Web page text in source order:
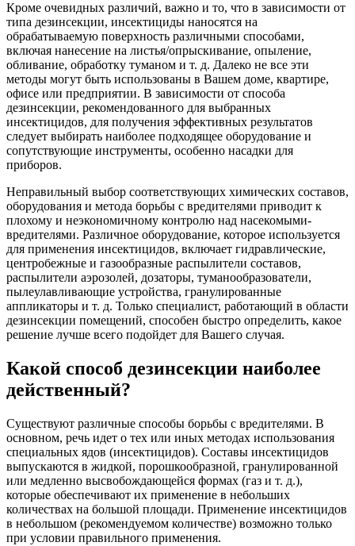
Кроме очевидных различий, важно и то, что в зависимости от
типа дезинсекции, инсектициды наносятся на
обрабатываемую поверхность различными способами,
включая нанесение на листья/опрыскивание, опыление,
обливание, обработку туманом и т. д. Далеко не все эти
методы могут быть использованы в Вашем доме, квартире,
офисе или предприятии. В зависимости от способа
дезинсекции, рекомендованного для выбранных
инсектицидов, для получения эффективных результатов
следует выбирать наиболее подходящее оборудование и
сопутствующие инструменты, особенно насадки для
приборов.
Неправильный выбор соответствующих химических составов,
оборудования и метода борьбы с вредителями приводит к
плохому и неэкономичному контролю над насекомыми-
вредителями. Различное оборудование, которое используется
для применения инсектицидов, включает гидравлические,
центробежные и газообразные распылители составов,
распылители аэрозолей, дозаторы, туманообразователи,
пылеулавливающие устройства, гранулированные
аппликаторы и т. д. Только специалист, работающий в области
дезинсекции помещений, способен быстро определить, какое
решение лучше всего подойдет для Вашего случая.
Какой способ дезинсекции наиболее
действенный?
Существуют различные способы борьбы с вредителями. В
основном, речь идет о тех или иных методах использования
специальных ядов (инсектицидов). Составы инсектицидов
выпускаются в жидкой, порошкообразной, гранулированной
или медленно высвобождающейся формах (газ и т. д.),
которые обеспечивают их применение в небольших
количествах на большой площади. Применение инсектицидов
в небольшом (рекомендуемом количестве) возможно только
при условии правильного применения.